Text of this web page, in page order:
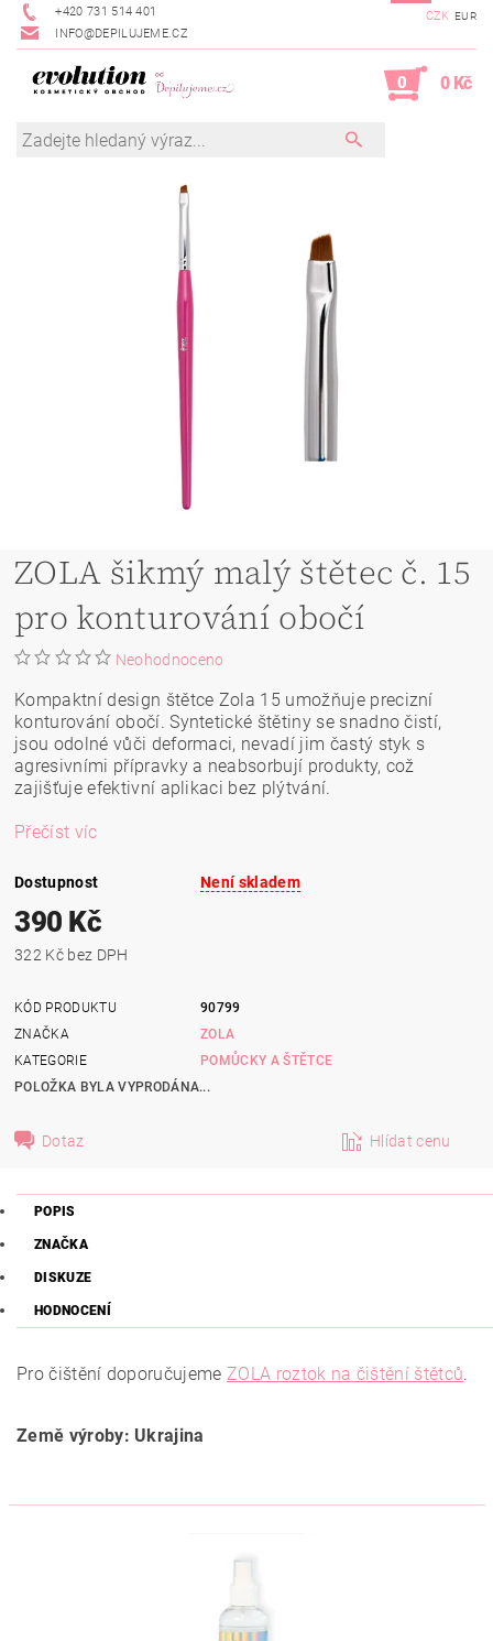
+420 731 514 401
INFO@DEPILUJEME.CZ
CZK EUR
0 0 Kč
ZOLA šikmý malý štětec č. 15
pro konturování obočí
Neohodnoceno
Kompaktní design štětce Zola 15 umožňuje precizní
konturování obočí. Syntetické štětiny se snadno čistí,
jsou odolné vůči deformaci, nevadí jim častý styk s
agresivními přípravky a neabsorbují produkty, což
zajišťuje efektivní aplikaci bez plýtvání.
Přečíst víc
Dostupnost Není skladem
390 Kč
322 Kč bez DPH
KÓD PRODUKTU
90799
ZNAČKA
ZOLA
KATEGORIE
POMŮCKY A ŠTĚTCE
POLOŽKA BYLA VYPRODÁNA...
Dotaz Hlídat cenu
POPIS
ZNAČKA
DISKUZE
HODNOCENÍ
Pro čištění doporučujemeZOLA roztok na čištění štětců.
Země výroby: Ukrajina